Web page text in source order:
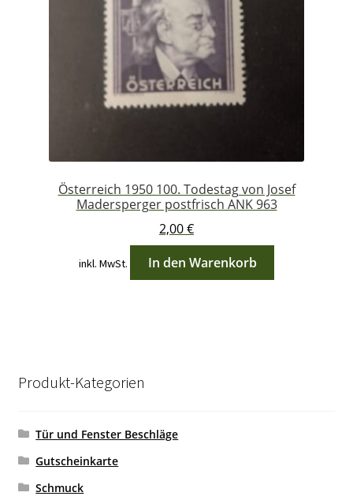
Österreich 1950 100. Todestag von Josef
Madersperger postfrisch ANK 963
2,00€
inkl. MwSt. In den Warenkorb
Produkt-Kategorien
Tür und Fenster Beschläge
Gutscheinkarte
Schmuck